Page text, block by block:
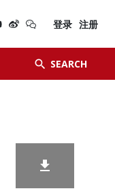
 SEARCH
登录 注册
